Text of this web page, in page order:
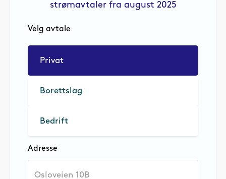
strømavtaler fra august 2025
Velg avtale
Privat
Borettslag
Bedrift
Adresse